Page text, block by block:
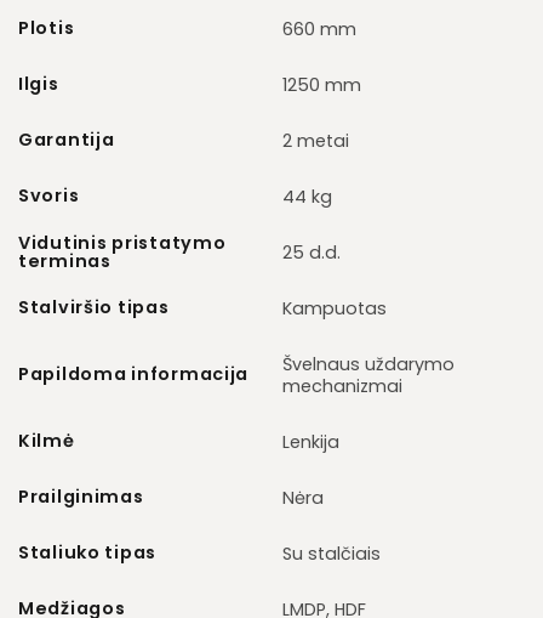
Plotis 660 mm
Ilgis 1250 mm
Garantija 2 metai
Svoris
44 kg
Vidutinis pristatymo
terminas 25 d.d.
Stalviršio tipas Kampuotas
Papildoma informacija
Švelnaus uždarymo
mechanizmai
Kilmė Lenkija
Prailginimas Nėra
Staliuko tipas Su stalčiais
Medžiagos LMDP, HDF